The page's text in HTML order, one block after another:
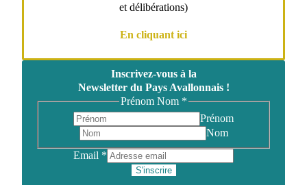
et délibérations)
En cliquant ici
Inscrivez-vous à la
Newsletter du Pays Avallonnais !
Prénom Nom *
Prénom
Nom
Email *
S'inscrire